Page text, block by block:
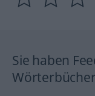
Sie haben